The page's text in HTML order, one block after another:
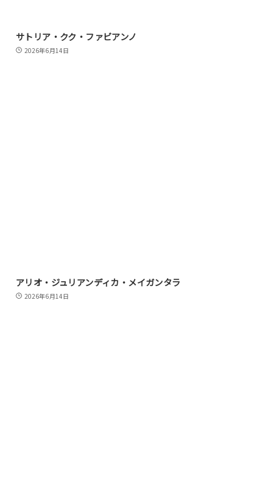
サトリア・クク・ファビアンノ
2026年6月14日
アリオ・ジュリアンディカ・メイガンタラ
2026年6月14日